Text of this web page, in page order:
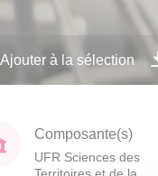
Ajouter à la sélection
Composante(s)
UFR Sciences des
Territoires et de la